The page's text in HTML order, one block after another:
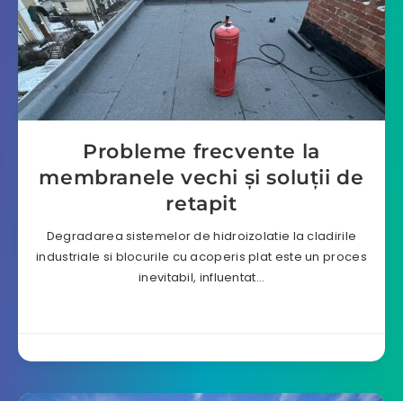
Probleme frecvente la
membranele vechi și soluții de
retapit
Degradarea sistemelor de hidroizolatie la cladirile
industriale si blocurile cu acoperis plat este un proces
inevitabil, influentat…